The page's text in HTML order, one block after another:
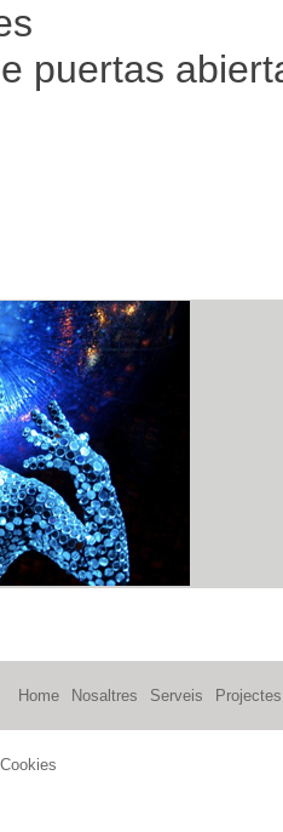
puertas
Home Nosaltres Serveis Projectes
Cookies